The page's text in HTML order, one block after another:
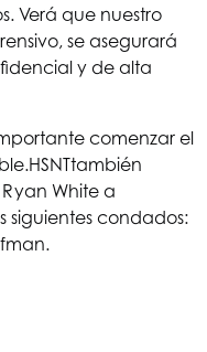
Verá que nuestro
se asegurará
y de alta
comenzar el
HSNTtambién
White a
siguientes condados: